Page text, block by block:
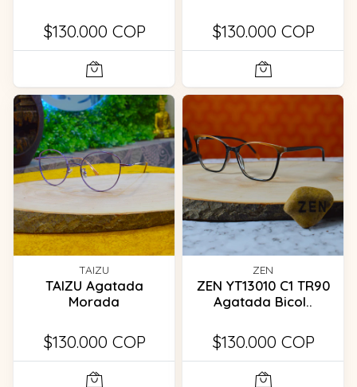
$130.000 COP $130.000 COP
TAIZU
TAIZU Agatada
Morada
$130.000 COP
ZEN
ZEN YT13010 C1 TR90
Agatada Bicol..
$130.000 COP